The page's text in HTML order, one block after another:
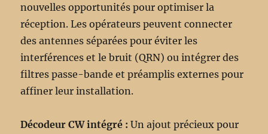
nouvelles opportunités pour optimiser la
réception. Les opérateurs peuvent connecter
des antennes séparées pour éviter les
interférences et le bruit (QRN) ou intégrer des
filtres passe-bande et préamplis externes pour
affiner leur installation.
Décodeur CW intégré : Un ajout précieux pour